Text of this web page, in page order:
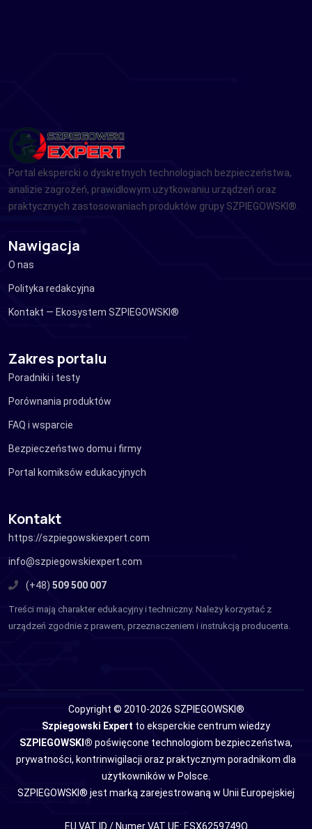
Portal ekspercki o dyskretnych technologiach bezpieczeństwa,
analizie zagrożeń, prawidłowym użytkowaniu urządzeń oraz
praktycznych zastosowaniach produktów grupy SZPIEGOWSKI®.
Nawigacja
O nas
Polityka redakcyjna
Kontakt — Ekosystem SZPIEGOWSKI®
Zakres portalu
Poradniki i testy
Porównania produktów
FAQ i wsparcie
Bezpieczeństwo domu i firmy
Portal komiksów edukacyjnych
Kontakt
https://szpiegowskiexpert.com
info@szpiegowskiexpert.com
(+48) 509 500 007
Treści mają charakter edukacyjny i techniczny. Należy korzystać z
urządzeń zgodnie z prawem, przeznaczeniem i instrukcją producenta.
Copyright © 2010-2026 SZPIEGOWSKI®
Szpiegowski Expert to eksperckie centrum wiedzy
SZPIEGOWSKI® poświęcone technologiom bezpieczeństwa,
prywatności, kontrinwigilacji oraz praktycznym poradnikom dla
użytkowników w Polsce.
SZPIEGOWSKI® jest marką zarejestrowaną w Unii Europejskiej
EU VAT ID / Numer VAT UE: ESX6259749Q